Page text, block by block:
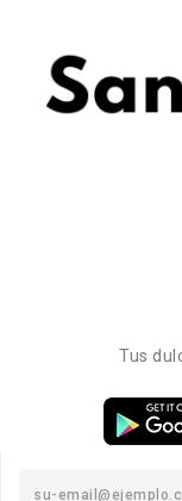
Tus